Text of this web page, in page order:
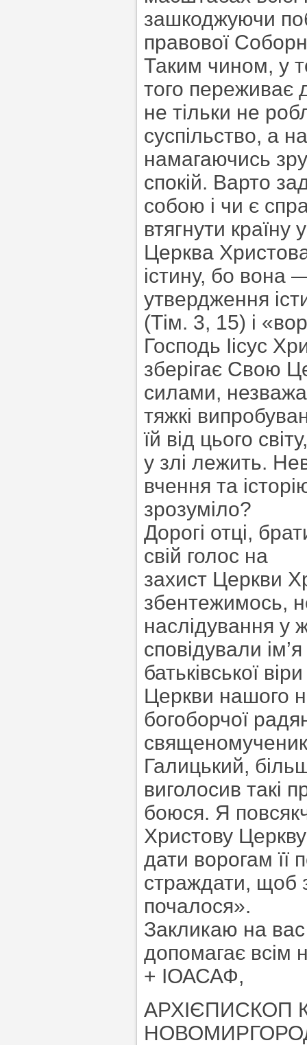
зашкоджуючи
правової
Таким чином, у
того переживає
не тільки не
суспільство, а
намагаючись
спокій. Варто
собою і чи є
втягнути країну
Церква
істину, бо вона
утвердження
(Тім. 3, 15) і
Господь Іісус
зберігає Свою
силами,
тяжкі
їй від цього
у злі лежить.
вчення та
зрозуміло?
Дорогі отці,
свій голос на
захист Церкви
збентежимось,
наслідування у
сповідували
батьківської
Церкви нашого
богоборчої
Галицький,
виголосив такі
боюся. Я
Христову
дати ворогам її
страждати, щоб
почалося».
Закликаю на
допомагає всім
+ ІОАСАФ,
АРХІЄПИСКОП